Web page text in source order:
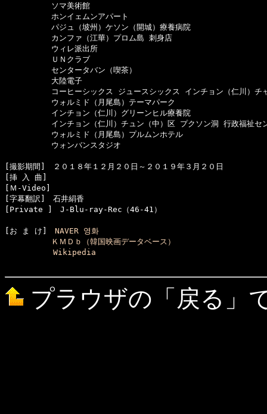
ソマ美術館
ホンイェムンアパート
パジュ（坡州）ケソン（開城）療養病院
カンファ（江華）プロム島 刺身店
ウィレ派出所
ＵＮクラブ
センタータバン（喫茶）
大陸電子
コーヒーシックス ジュースシックス インチョン（仁川）チャ
ウォルミド（月尾島）テーマパーク
インチョン（仁川）グリーンヒル療養院
インチョン（仁川）チュン（中）区 プクソン洞 行政福祉セ
ウォルミド（月尾島）プルムンホテル
ウォンバンスタジオ
[撮影期間]　２０１８年１２月２０日～２０１９年３月２０日
[挿 入 曲]
[Ｍ-Video]
[字幕翻訳]　石井絹香
[お ま け] NAVER 영화
ＫＭＤｂ（韓国映画データベース）
Wikipedia
プラウザの「戻る」